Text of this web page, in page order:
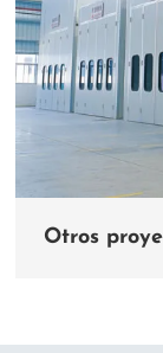
Otros